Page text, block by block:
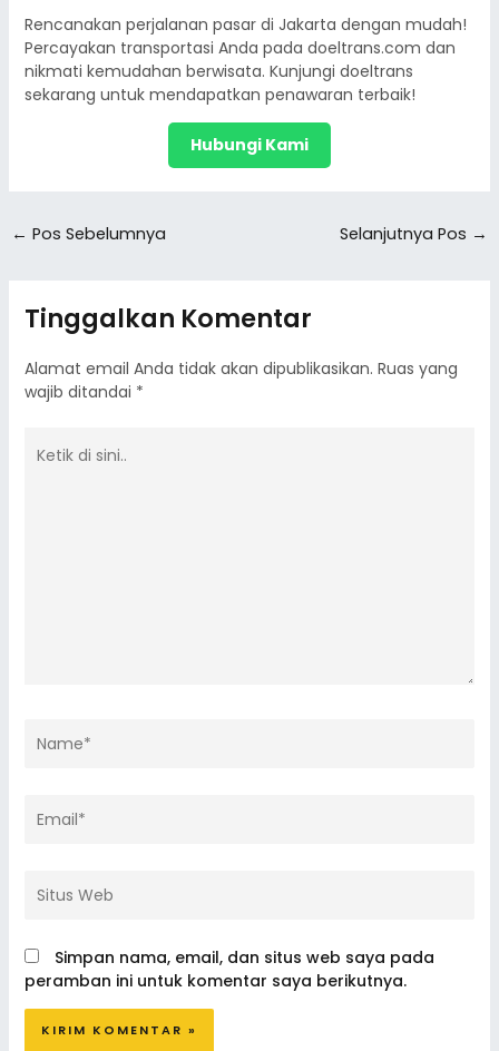
Rencanakan perjalanan pasar di Jakarta dengan mudah!
Percayakan transportasi Anda pada doeltrans.com dan
nikmati kemudahan berwisata. Kunjungi doeltrans
sekarang untuk mendapatkan penawaran terbaik!
Hubungi Kami
← Pos Sebelumnya Selanjutnya Pos →
Tinggalkan Komentar
Alamat email Anda tidak akan dipublikasikan. Ruas yang
wajib ditandai *
di
Web
Simpan nama, email, dan situs web saya pada
peramban ini untuk komentar saya berikutnya.